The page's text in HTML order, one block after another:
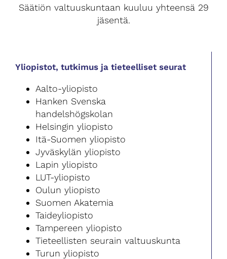
Säätiön valtuuskuntaan kuuluu yhteensä 29
jäsentä.
Yliopistot, tutkimus ja tieteelliset seurat
Aalto-yliopisto
Hanken Svenska
handelshögskolan
Helsingin yliopisto
Itä-Suomen yliopisto
Jyväskylän yliopisto
Lapin yliopisto
LUT-yliopisto
Oulun yliopisto
Suomen Akatemia
Taideyliopisto
Tampereen yliopisto
Tieteellisten seurain valtuuskunta
Turun yliopisto